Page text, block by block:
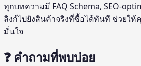
ทุกบทความมี FAQ Schema, SEO-
ลิงก์ไปยังสินค้าจริงที่ซื้อได้ทันที ช่วยใ
มั่นใจ
❓ คำถามที่พบบ่อย